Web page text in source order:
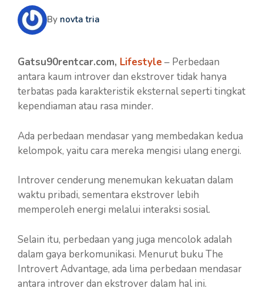
By novta tria
Gatsu90rentcar.com, Lifestyle – Perbedaan
antara kaum introver dan ekstrover tidak hanya
terbatas pada karakteristik eksternal seperti tingkat
kependiaman atau rasa minder.
Ada perbedaan mendasar yang membedakan kedua
kelompok, yaitu cara mereka mengisi ulang energi.
Introver cenderung menemukan kekuatan dalam
waktu pribadi, sementara ekstrover lebih
memperoleh energi melalui interaksi sosial.
Selain itu, perbedaan yang juga mencolok adalah
dalam gaya berkomunikasi. Menurut buku The
Introvert Advantage, ada lima perbedaan mendasar
antara introver dan ekstrover dalam hal ini.